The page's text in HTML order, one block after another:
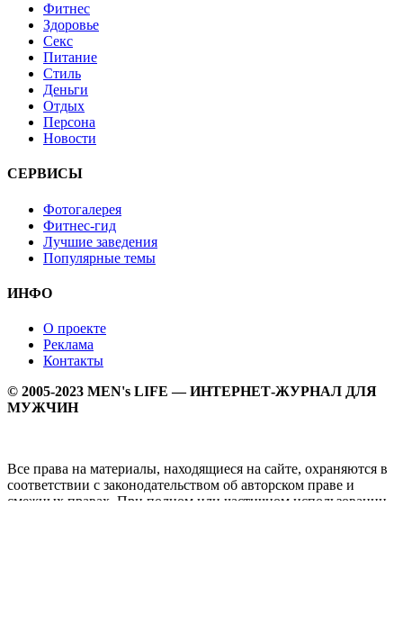
Фитнес
Здоровье
Секс
Питание
Стиль
Деньги
Отдых
Персона
Новости
СЕРВИСЫ
Фотогалерея
Фитнес-гид
Лучшие заведения
Популярные темы
ИНФО
О проекте
Реклама
Контакты
© 2005-2023 MEN's LIFE — ИНТЕРНЕТ-ЖУРНАЛ ДЛЯ
МУЖЧИН
Все права на материалы, находящиеся на сайте, охраняются в
соответствии с законодательством об авторском праве и
смежных правах. При полном или частичном использовании